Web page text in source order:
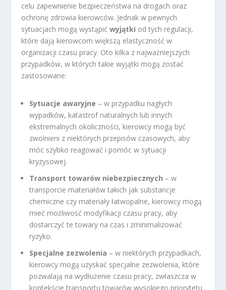
celu zapewnienie bezpieczeństwa na drogach oraz
ochronę zdrowia kierowców. Jednak w pewnych
sytuacjach mogą wystąpićwyjątki od tych regulacji,
które dają kierowcom większą elastyczność w
organizacji czasu pracy. Oto kilka z najważniejszych
przypadków, w których takie wyjątki mogą zostać
zastosowane:
Sytuacje awaryjne – w przypadku nagłych
wypadków, katastrof naturalnych lub innych
ekstremalnych okoliczności, kierowcy mogą być
zwolnieni z niektórych przepisów czasowych, aby
móc szybko reagować i pomóc w sytuacji
kryzysowej.
Transport towarów niebezpiecznych – w
transporcie materiałów takich jak substancje
chemiczne czy materiały łatwopalne, kierowcy mogą
mieć możliwość modyfikacji czasu pracy, aby
dostarczyć te towary na czas i zminimalizować
ryzyko.
Specjalne zezwolenia – w niektórych przypadkach,
kierowcy mogą uzyskać specjalne zezwolenia, które
pozwalają na wydłużenie czasu pracy, zwłaszcza w
kontekście transportu towarów wysokiego priorytetu.